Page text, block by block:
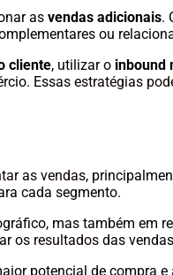
as vendas adicionais.
ou
cliente, utilizar o inbound
Essas estratégias
as vendas,
cada segmento.
mas também em
os resultados das
potencial de compra e